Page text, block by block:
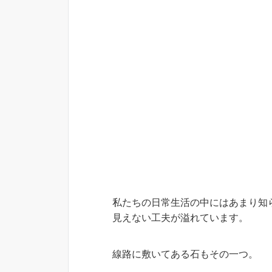
私たちの日常生活の中にはあまり知
見えない工夫が溢れています。
線路に敷いてある石もその一つ。